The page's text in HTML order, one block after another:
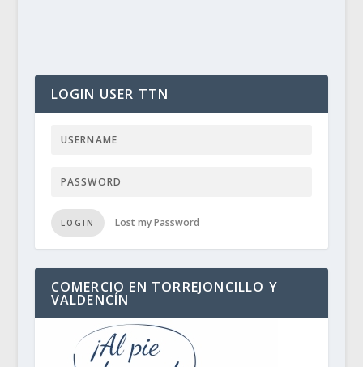
LOGIN USER TTN
LOGIN Lost my Password
COMERCIO EN TORREJONCILLO Y
VALDENCÍN